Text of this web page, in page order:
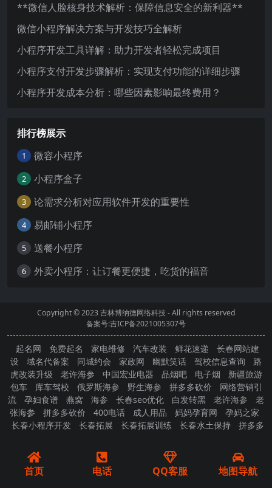
**微信人脸核身技术解析：保障信息安全的新利器**
微信小程序解决方案与开发技巧全解析
小程序开发工具详解：助力开发者轻松完成项目
小程序支付开发步骤解析：实现支付功能的详细步骤
小程序开发成本分析：哪些因素影响最终费用？
排行榜展示
1 微容小程序
2 小程序盒子
3 论需求分析对应用软件开发的重要性
4 易邮铺小程序
5 送餐小程序
6 外卖小程序：让订餐更便捷，吃货的福音
Copyright © 2023吉林博纳德网络科技- All rights reserved
备案号:吉ICP备2021005307号
起名网 免费起名 家电维修 汽车改装 鲜花速递
长春网站建
设
域名代备案 同城约会 家政网 幽默笑话 驾校信息查询
路
虎改装升级
老许海参 中国宏业电器 品烟吧 电子烟
新疆旅游
包车
库车驾校 俄罗斯海参 野生海参 拼多多砍价
网络营销引
流
孕妇食谱 燕窝 海参 长春seo优化 白发转黑 老许海参
老
张海参
拼多多砍价 400电话 成人用品 妈妈孕育网
孕妈之家
长春小程序开发
长春拓展 长春拓展训练 长春水土保持
拼多多
首页 电话 QQ客服 地图导航